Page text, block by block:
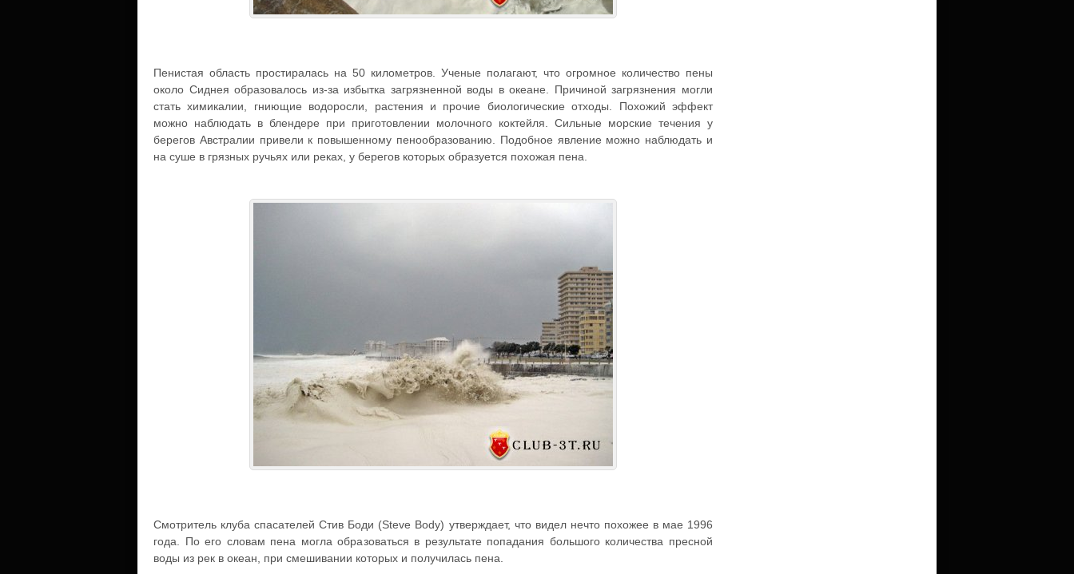
Пенистая область простиралась на 50 километров. Ученые полагают, что огромное количество пены
около Сиднея образовалось из-за избытка загрязненной воды в океане. Причиной загрязнения могли
стать химикалии, гниющие водоросли, растения и прочие биологические отходы. Похожий эффект
можно наблюдать в блендере при приготовлении молочного коктейля. Сильные морские течения у
берегов Австралии привели к повышенному пенообразованию. Подобное явление можно наблюдать и
на суше в грязных ручьях или реках, у берегов которых образуется похожая пена.
Смотритель клуба спасателей Стив Боди (Steve Body) утверждает, что видел нечто похожее в мае 1996
года. По его словам пена могла образоваться в результате попадания большого количества пресной
воды из рек в океан, при смешивании которых и получилась пена.